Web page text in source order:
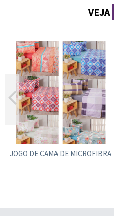
VEJA
JOGO DE CAMA DE MICROFIBRA